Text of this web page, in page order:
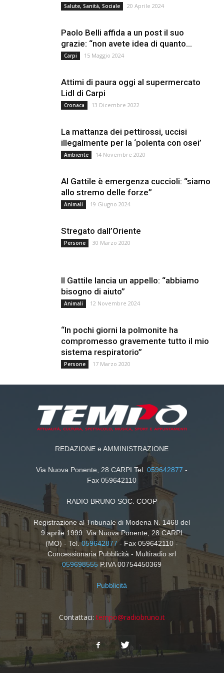
Salute, Sanità, Sociale 20 Aprile 2024
Paolo Belli affida a un post il suo
grazie: “non avete idea di quanto...
Carpi 15 Maggio 2024
Attimi di paura oggi al supermercato
Lidl di Carpi
Cronaca 13 Dicembre 2022
La mattanza dei pettirossi, uccisi
illegalmente per la ‘polenta con osei’
Ambiente 14 Novembre 2020
Al Gattile è emergenza cuccioli: “siamo
allo stremo delle forze”
Animali 19 Giugno 2024
Stregato dall’Oriente
Persone 30 Marzo 2020
Il Gattile lancia un appello: “abbiamo
bisogno di aiuto”
Animali 12 Novembre 2024
“In pochi giorni la polmonite ha
compromesso gravemente tutto il mio
sistema respiratorio”
Persone 17 Marzo 2020
REDAZIONE e AMMINISTRAZIONE
Via Nuova Ponente, 28 CARPI Tel.059642877 -
Fax 059642110
RADIO BRUNO SOC. COOP
Registrazione al Tribunale di Modena N. 1468 del
9 aprile 1999. Via Nuova Ponente, 28 CARPI
(MO) - Tel.059642877- Fax 059642110 -
Concessionaria Pubblicità - Multiradio srl
059698555 P.IVA 00754450369
Pubblicità
Contattaci: tempo@radiobruno.it